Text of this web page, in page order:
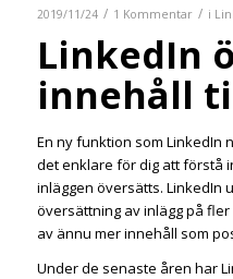
2019/11/24 / 1 Kommentar / i
LinkedIn
innehåll
En ny funktion som LinkedIn
det enklare för dig att förstå
inläggen översätts. LinkedIn
översättning av inlägg på
av ännu mer innehåll som
Under de senaste åren har